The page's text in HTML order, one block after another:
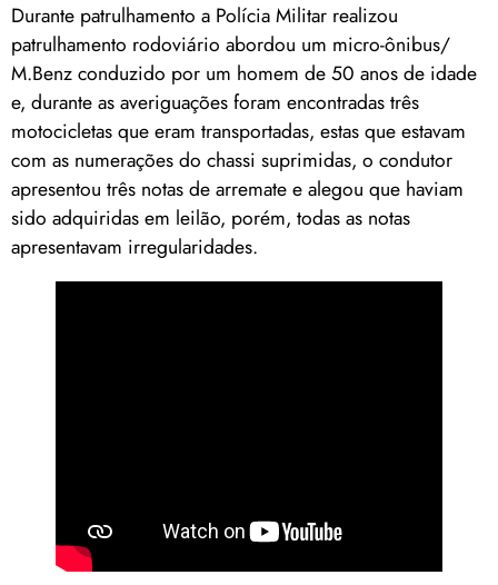
Durante patrulhamento a Polícia Militar realizou
patrulhamento rodoviário abordou um micro-ônibus/
M.Benz conduzido por um homem de 50 anos de idade
e, durante as averiguações foram encontradas três
motocicletas que eram transportadas, estas que estavam
com as numerações do chassi suprimidas, o condutor
apresentou três notas de arremate e alegou que haviam
sido adquiridas em leilão, porém, todas as notas
apresentavam irregularidades.